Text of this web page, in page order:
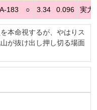
A-183 ○ 3.34 0.096 実力
本命視するが、やはりス
が抜け出し押し切る場面